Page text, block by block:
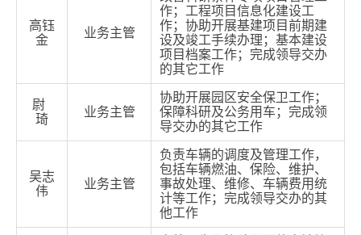
高钰
金
业务主管
作；工程项目信息化建设工
作；协助开展基建项目前期建
设及竣工手续办理；基本建设
项目档案工作；完成领导交办
的其它工作
尉
琦
业务主管
协助开展园区安全保卫工作；
保障科研及公务用车；完成领
导交办的其它工作
吴志
伟
业务主管
负责车辆的调度及管理工作，
包括车辆燃油、保险、维护、
事故处理、维修、车辆费用统
计等工作；完成领导交办的其
他工作